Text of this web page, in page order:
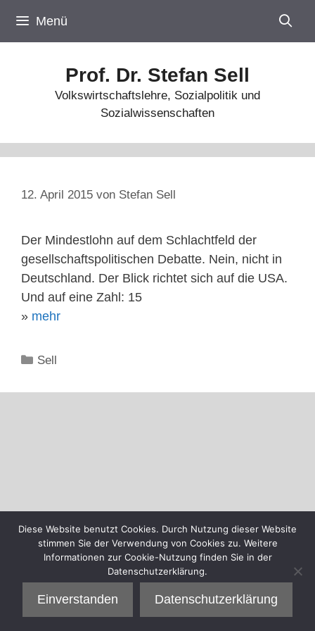
Inhalt
springen
Menü
Prof. Dr. Stefan Sell
Volkswirtschaftslehre, Sozialpolitik und
Sozialwissenschaften
12. April 2015 von Stefan Sell
Der Mindestlohn auf dem Schlachtfeld der
gesellschaftspolitischen Debatte. Nein, nicht in
Deutschland. Der Blick richtet sich auf die USA.
Und auf eine Zahl: 15
» mehr
Kategorien
Sell
Diese Website benutzt Cookies. Durch Nutzung dieser Website
stimmen Sie der Verwendung von Cookies zu. Weitere
Informationen zur Cookie-Nutzung finden Sie in der
Datenschutzerklärung.
Einverstanden Datenschutzerklärung